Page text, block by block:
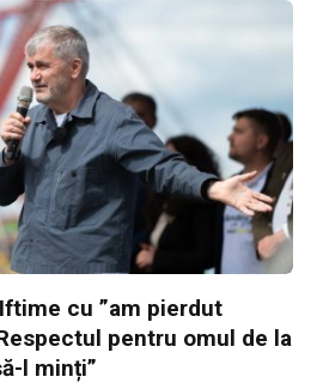
cu ”am pierdut
pentru omul de la
l minți”